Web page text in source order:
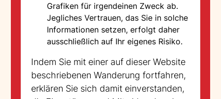
Grafiken für irgendeinen Zweck ab.
Jegliches Vertrauen, das Sie in solche
Informationen setzen, erfolgt daher
ausschließlich auf Ihr eigenes Risiko.
Indem Sie mit einer auf dieser Website
beschriebenen Wanderung fortfahren,
erklären Sie sich damit einverstanden,